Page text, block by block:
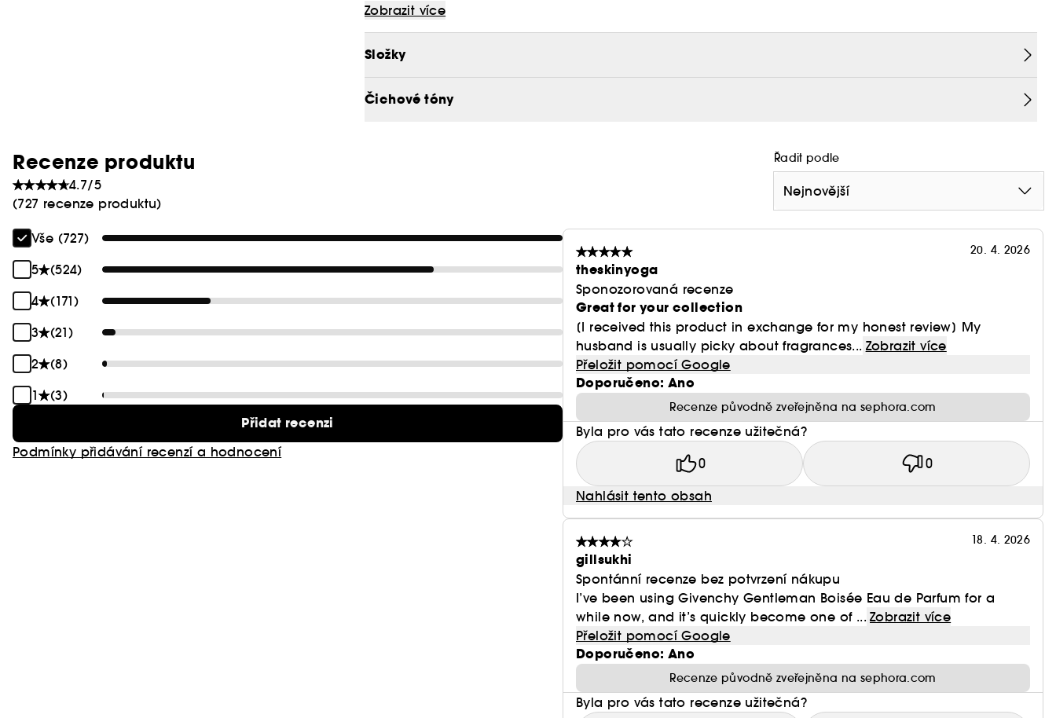
je nadčasová vůně pro gentlemany s nedbale šarmantní elegancí.
Dřevitá parfémovaná voda Givenchy Gentleman vás oslní svůdně kořenitou vůní protkanou tóny
Orientální základ svůdného santalového dřeva a indonéské pačule tohoto vybraného pánského
Zobrazit více
Složky
Čichové tóny
Recenze produktu
4.7/5
(727 recenze produktu)
Řadit podle
Nejnovější
Vše (727)
5
(524)
4
(171)
3
(21)
2
(8)
1
(3)
Přidat recenzi
Podmínky přidávání recenzí a hodnocení
20. 4. 2026
theskinyoga
Sponozorovaná recenze
Great for your collection
[I received this product in exchange for my honest review] My
husband is usually picky about fragrances... Zobrazit více
Přeložit pomocí Google
Doporučeno: Ano
Recenze původně zveřejněna na sephora.com
Byla pro vás tato recenze užitečná?
0 0
Nahlásit tento obsah
18. 4. 2026
gillsukhi
Spontánní recenze bez potvrzení nákupu
I’ve been using Givenchy Gentleman Boisée Eau de Parfum for a
while now, and it’s quickly become one of ... Zobrazit více
Přeložit pomocí Google
Doporučeno: Ano
Recenze původně zveřejněna na sephora.com
Byla pro vás tato recenze užitečná?